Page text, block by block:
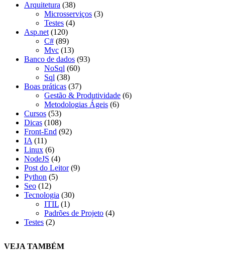
Arquitetura (38)
Microsserviços (3)
Testes (4)
Asp.net (120)
C# (89)
Mvc (13)
Banco de dados (93)
NoSql (60)
Sql (38)
Boas práticas (37)
Gestão & Produtividade (6)
Metodologias Ágeis (6)
Cursos (53)
Dicas (108)
Front-End (92)
IA (11)
Linux (6)
NodeJS (4)
Post do Leitor(9)
Python (5)
Seo (12)
Tecnologia (30)
ITIL (1)
Padrões de Projeto (4)
Testes (2)
VEJA TAMBÉM